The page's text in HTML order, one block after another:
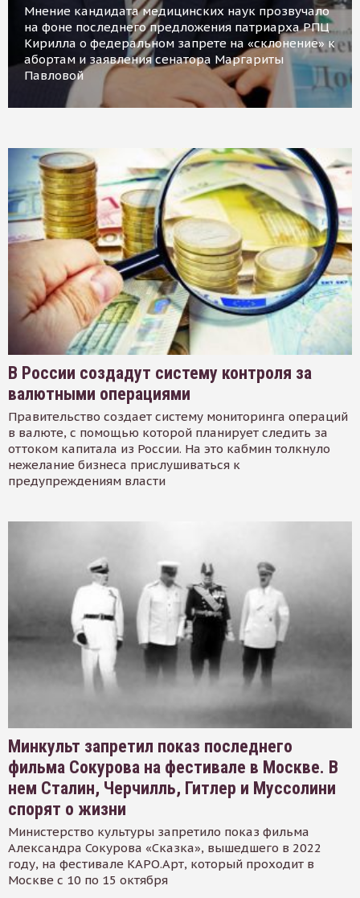
Мнение кандидата медицинских наук прозвучало
на фоне последнего предложения патриарха РПЦ
Кирилла о федеральном запрете на «склонение» к
абортам и заявления сенатора Маргариты
Павловой
В России создадут систему контроля за
валютными операциями
Правительство создает систему мониторинга операций
в валюте, с помощью которой планирует следить за
оттоком капитала из России. На это кабмин толкнуло
нежелание бизнеса прислушиваться к
предупреждениям власти
Минкульт запретил показ последнего
фильма Сокурова на фестивале в Москве. В
нем Сталин, Черчилль, Гитлер и Муссолини
спорят о жизни
Министерство культуры запретило показ фильма
Александра Сокурова «Сказка», вышедшего в 2022
году, на фестивале КАРО.Арт, который проходит в
Москве с 10 по 15 октября